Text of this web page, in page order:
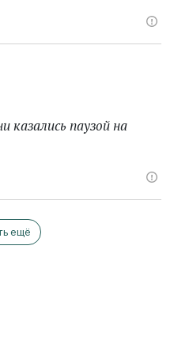
паузой на
ещё